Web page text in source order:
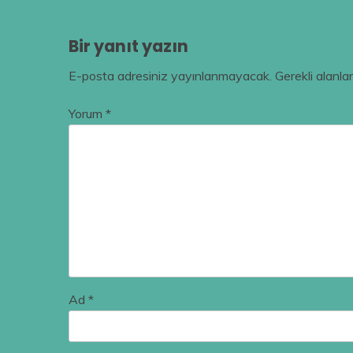
Bir yanıt yazın
E-posta adresiniz yayınlanmayacak. Gerekli alanlar
Yorum *
Ad *